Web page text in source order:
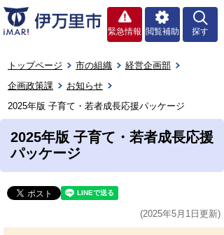
緊急情報 閲覧補助 探す
トップページ 市の組織
経営企画部
企画政策課
お知らせ
2025年版 子育て・若者成長応援パッケージ
2025年版 子育て・若者成長応援
パッケージ
(2025年5月1日更新)